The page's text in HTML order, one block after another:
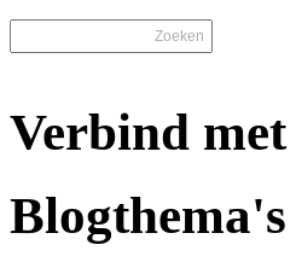
Verbind
Blogthema's